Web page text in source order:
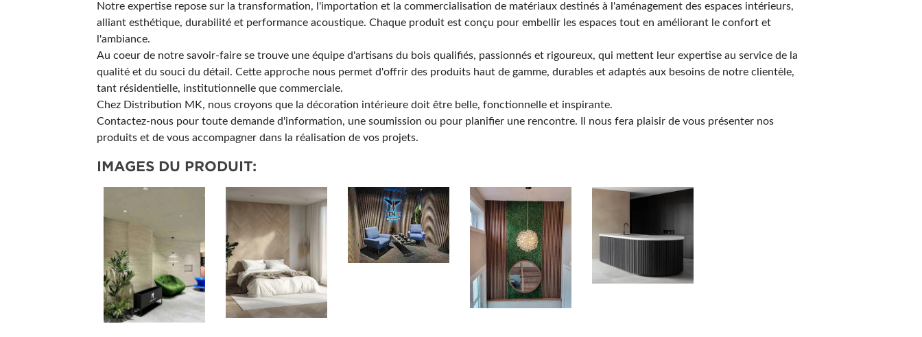
Notre expertise repose sur la transformation, l'importation et la commercialisation de matériaux destinés à l'aménagement des espaces intérieurs,
alliant esthétique, durabilité et performance acoustique. Chaque produit est conçu pour embellir les espaces tout en améliorant le confort et
l'ambiance.
Au coeur de notre savoir-faire se trouve une équipe d'artisans du bois qualifiés, passionnés et rigoureux, qui mettent leur expertise au service de la
qualité et du souci du détail. Cette approche nous permet d'offrir des produits haut de gamme, durables et adaptés aux besoins de notre clientèle,
tant résidentielle, institutionnelle que commerciale.
Chez Distribution MK, nous croyons que la décoration intérieure doit être belle, fonctionnelle et inspirante.
Contactez-nous pour toute demande d'information, une soumission ou pour planifier une rencontre. Il nous fera plaisir de vous présenter nos
produits et de vous accompagner dans la réalisation de vos projets.
IMAGES DU PRODUIT: